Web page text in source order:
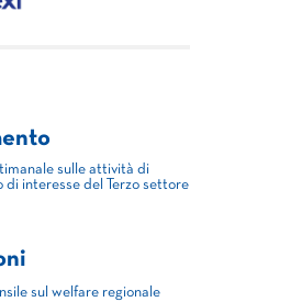
sulle attività di
di interesse del Terzo settore
sul welfare regionale